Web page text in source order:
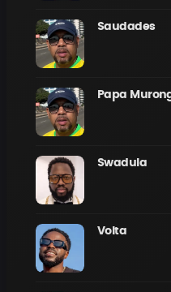
Saudades
Papa
Swadula
Volta